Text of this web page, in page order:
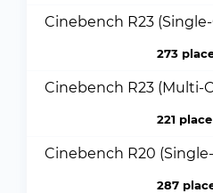
Cinebench R23
273
Cinebench R23 (Multi-
221 place
Cinebench R20
287